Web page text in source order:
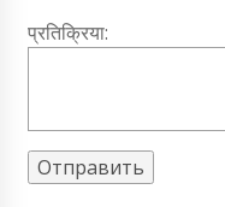
प्रतिक्रिया: